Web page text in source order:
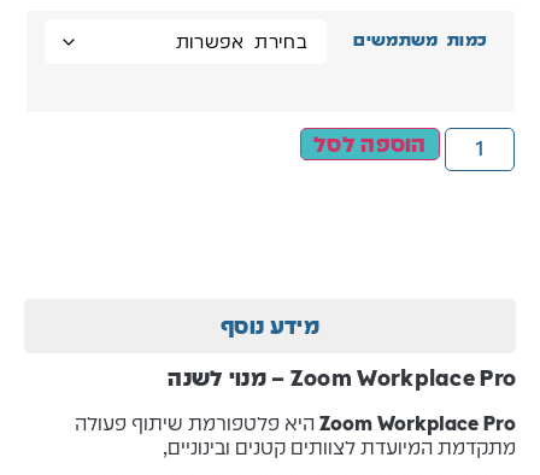
כמות משתמשים
הוספה לסל
מידע נוסף
Zoom Workplace Pro – מנוי לשנה
Zoom Workplace Proהיא פלטפורמת שיתוף פעולה
מתקדמת המיועדת לצוותים קטנים ובינוניים,